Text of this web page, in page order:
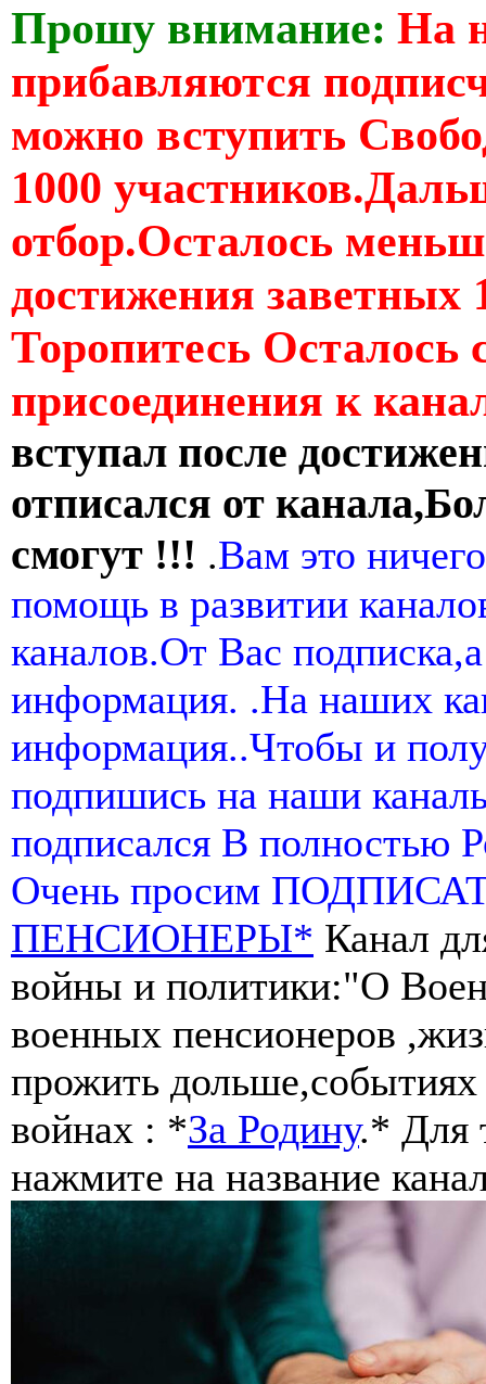
Прошу внимание: На
прибавляются
можно вступить
1000
отбор.Осталось
достижения заветных
Торопитесь Осталось
присоединения к
вступал после
отписался от
смогут !!! .Вам это
помощь в развитии
каналов.От Вас
информация. .На наших
информация..Чтобы и
подпишись на наши
подписался В полностью
Очень просим
ПЕНСИОНЕРЫ* Канал
войны и политики:"О
военных пенсионеров
прожить
войнах : *За Родину.* Для
нажмите на название